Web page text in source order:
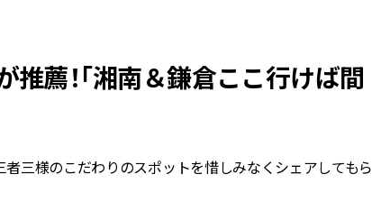
薦！「湘南＆鎌倉ここ行けば間
三様のこだわりのスポットを惜しみなくシェアしてもら